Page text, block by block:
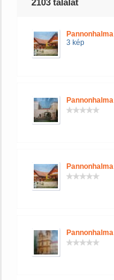
2103 találat
Pannonhalma
3 kép
Pannonhalma
Pannonhalma
Pannonhalma